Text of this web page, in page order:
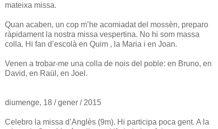
mateixa missa.
Quan acaben, un cop m’he acomiadat del mossèn, preparo
ràpidament la nostra missa vespertina. No hi som massa
colla. Hi fan d’escolà en Quim , la Maria i en Joan.
Venen a trobar-me una colla de nois del poble: en Bruno, en
David, en Raül, en Joel.
diumenge, 18 / gener / 2015
Celebro la missa d’Anglès (9m). Hi participa poca gent. A la